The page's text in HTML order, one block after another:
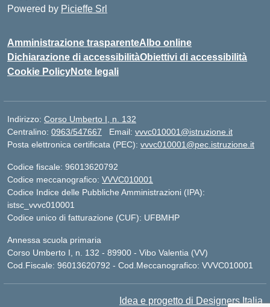
Powered by Picieffe Srl
Amministrazione trasparenteAlbo online
Dichiarazione di accessibilitàObiettivi di accessibilità
Cookie PolicyNote legali
Indirizzo: Corso Umberto I, n. 132
Centralino: 0963/547667 Email: vvvc010001@istruzione.it
Posta elettronica certificata (PEC): vvvc010001@pec.istruzione.it
Codice fiscale: 96013620792
Codice meccanografico: VVVC010001
Codice Indice delle Pubbliche Amministrazioni (IPA):
istsc_vvvc010001
Codice unico di fatturazione (CUF): UFBMHP
Annessa scuola primaria
Corso Umberto I, n. 132 - 89900 - Vibo Valentia (VV)
Cod.Fiscale: 96013620792 - Cod.Meccanografico: VVVC010001
Idea e progetto di Designers Italia